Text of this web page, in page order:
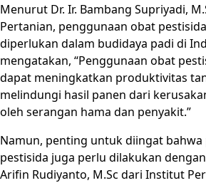
Menurut Dr. Ir. Bambang Supriyadi,
Pertanian, penggunaan obat
diperlukan dalam budidaya padi di
mengatakan, “Penggunaan obat
dapat meningkatkan produktivitas
melindungi hasil panen dari
oleh serangan hama dan penyakit.”
Namun, penting untuk diingat
pestisida juga perlu dilakukan dengan
Arifin Rudiyanto, M.Sc dari Institut